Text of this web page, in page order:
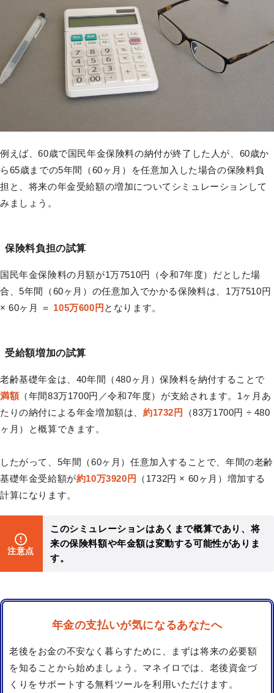
例えば、60歳で国民年金保険料の納付が終了した人が、60歳か
ら65歳までの5年間（60ヶ月）を任意加入した場合の保険料負
担と、将来の年金受給額の増加についてシミュレーションして
みましょう。
保険料負担の試算
国民年金保険料の月額が1万7510円（令和7年度）だとした場
合、5年間（60ヶ月）の任意加入でかかる保険料は、1万7510円
× 60ヶ月 ＝ 105万600円 となります。
受給額増加の試算
老齢基礎年金は、40年間（480ヶ月）保険料を納付することで
満額（年間83万1700円／令和7年度）が支給されます。1ヶ月あ
たりの納付による年金増加額は、 約1732円
（83万1700円 ÷ 480
ヶ月）と概算できます。
したがって、5年間（60ヶ月）任意加入することで、年間の老齢
基礎年金受給額が約10万3920円
（1732円 × 60ヶ月）増加する
計算になります。
注意点
このシミュレーションはあくまで概算であり、将
来の保険料額や年金額は変動する可能性がありま
す。
年金の支払いが気になるあなたへ
老後をお金の不安なく暮らすために、まずは将来の必要額
を知ることから始めましょう。マネイロでは、老後資金づ
くりをサポートする無料ツールを利用いただけます。